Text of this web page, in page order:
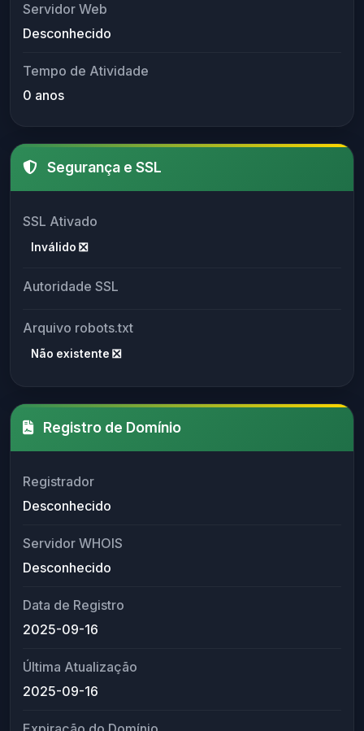
Servidor Web
Desconhecido
Tempo de Atividade
0 anos
Segurança e SSL
SSL Ativado
Inválido ❎
Autoridade SSL
Arquivo robots.txt
Não existente ❎
Registro de Domínio
Registrador
Desconhecido
Servidor WHOIS
Desconhecido
Data de Registro
2025-09-16
Última Atualização
2025-09-16